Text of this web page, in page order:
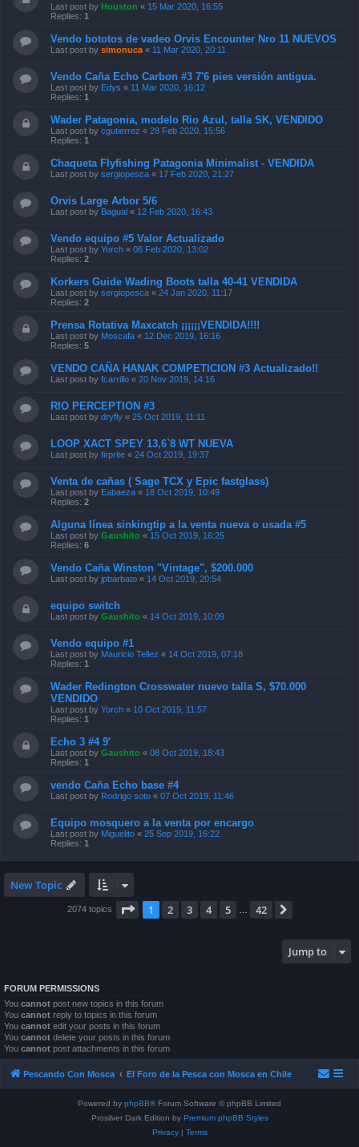
Last post by Houston « 15 Mar 2020, 16:55
Replies: 1
Vendo bototos de vadeo Orvis Encounter Nro 11 NUEVOS
Last post by simonuca « 11 Mar 2020, 20:11
Vendo Caña Echo Carbon #3 7'6 pies versión antigua.
Last post by Edys « 11 Mar 2020, 16:12
Replies: 1
Wader Patagonia, modelo Rio Azul, talla SK, VENDIDO
Last post by cgutierrez « 28 Feb 2020, 15:56
Replies: 1
Chaqueta Flyfishing Patagonia Minimalist - VENDIDA
Last post by sergiopesca « 17 Feb 2020, 21:27
Orvis Large Arbor 5/6
Last post by Bagual « 12 Feb 2020, 16:43
Vendo equipo #5 Valor Actualizado
Last post by Yorch « 06 Feb 2020, 13:02
Replies: 2
Korkers Guide Wading Boots talla 40-41 VENDIDA
Last post by sergiopesca « 24 Jan 2020, 11:17
Replies: 2
Prensa Rotativa Maxcatch ¡¡¡¡¡¡VENDIDA!!!!
Last post by Moscafa « 12 Dec 2019, 16:16
Replies: 5
VENDO CAÑA HANAK COMPETICION #3 Actualizado!!
Last post by fcarrillo « 20 Nov 2019, 14:16
RIO PERCEPTION #3
Last post by dryfly « 25 Oct 2019, 11:11
LOOP XACT SPEY 13,6`8 WT NUEVA
Last post by firprite « 24 Oct 2019, 19:37
Venta de cañas ( Sage TCX y Epic fastglass)
Last post by Eabaeza « 18 Oct 2019, 10:49
Replies: 2
Alguna línea sinkingtip a la venta nueva o usada #5
Last post by Gaushito « 15 Oct 2019, 16:25
Replies: 6
Vendo Caña Winston "Vintage", $200.000
Last post by jpbarbato « 14 Oct 2019, 20:54
equipo switch
Last post by Gaushito « 14 Oct 2019, 10:09
Vendo equipo #1
Last post by Mauricio Tellez « 14 Oct 2019, 07:18
Replies: 1
Wader Redington Crosswater nuevo talla S, $70.000
VENDIDO
Last post by Yorch « 10 Oct 2019, 11:57
Replies: 1
Echo 3 #4 9'
Last post by Gaushito « 08 Oct 2019, 18:43
Replies: 1
vendo Caña Echo base #4
Last post by Rodrigo soto « 07 Oct 2019, 11:46
Equipo mosquero a la venta por encargo
Last post by Miguelito « 25 Sep 2019, 16:22
Replies: 1
New Topic
2074 topics Page 1of 42
1 2 3 4 5 42
Jump to
FORUM PERMISSIONS
You cannot post new topics in this forum
You cannot reply to topics in this forum
You cannot edit your posts in this forum
You cannot delete your posts in this forum
You cannot post attachments in this forum
Pescando Con Mosca El Foro de la Pesca con Mosca en Chile
Powered by phpBB® Forum Software © phpBB Limited
Prosilver Dark Edition by Premium phpBB Styles
Privacy| Terms